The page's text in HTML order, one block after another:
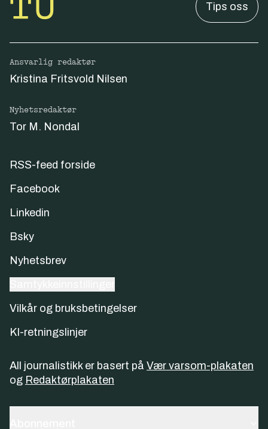
Tips oss
Ansvarlig redaktør
Kristina Fritsvold Nilsen
Nyhetsredaktør
Tor M. Nondal
RSS-feed forside
Facebook
Linkedin
Bsky
Nyhetsbrev
Vilkår og bruksbetingelser
KI-retningslinjer
All journalistikk er basert på Vær varsom-plakaten
og Redaktørplakaten